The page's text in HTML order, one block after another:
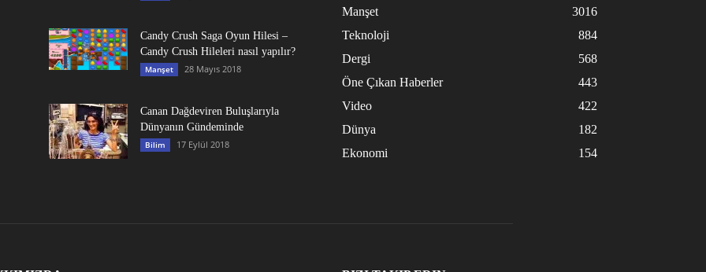
Candy Crush Saga Oyun Hilesi –
Candy Crush Hileleri nasıl yapılır?
Manşet 28 Mayıs 2018
Canan Dağdeviren Buluşlarıyla
Dünyanın Gündeminde
Bilim 17 Eylül 2018
Manşet
3016
Teknoloji
884
Dergi
568
Öne Çıkan Haberler
443
Video
422
Dünya
182
Ekonomi
154